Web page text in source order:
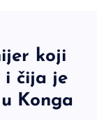
koji
i čija je
Konga